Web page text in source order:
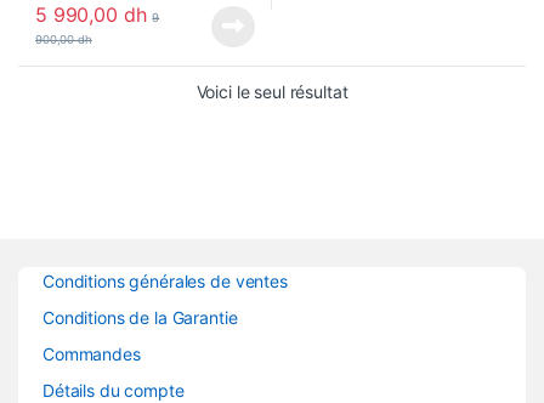
5 990,00 dh 9
900,00dh
Voici le seul résultat
Conditions générales de ventes
Conditions de la Garantie
Commandes
Détails du compte